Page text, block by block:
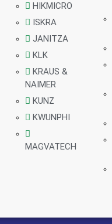
HIKMICRO
ISKRA
JANITZA
KLK
KRAUS &
NAIMER
KUNZ
KWUNPHI
MAGVATECH